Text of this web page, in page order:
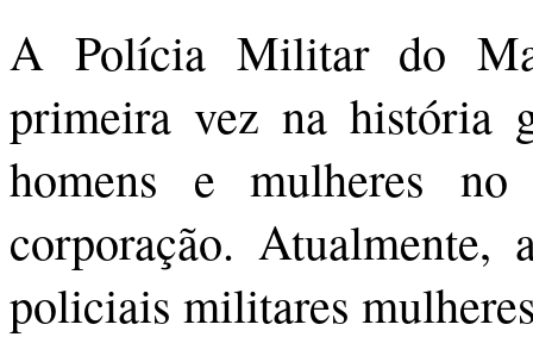
A Polícia Militar do
primeira vez na história
homens e mulheres
corporação.
policiais militares